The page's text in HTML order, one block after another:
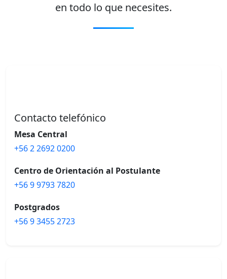
en todo lo que necesites.
Contacto telefónico
Mesa Central
+56 2 2692 0200
Centro de Orientación al Postulante
+56 9 9793 7820
Postgrados
+56 9 3455 2723